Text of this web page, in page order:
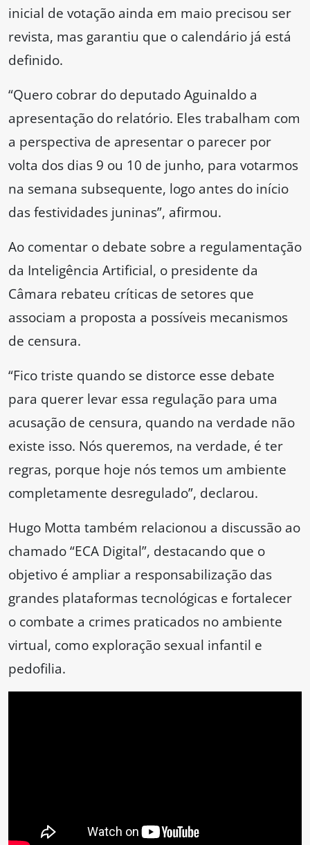
inicial de votação ainda em maio precisou ser
revista, mas garantiu que o calendário já está
definido.
“Quero cobrar do deputado Aguinaldo a
apresentação do relatório. Eles trabalham com
a perspectiva de apresentar o parecer por
volta dos dias 9 ou 10 de junho, para votarmos
na semana subsequente, logo antes do início
das festividades juninas”, afirmou.
Ao comentar o debate sobre a regulamentação
da Inteligência Artificial, o presidente da
Câmara rebateu críticas de setores que
associam a proposta a possíveis mecanismos
de censura.
“Fico triste quando se distorce esse debate
para querer levar essa regulação para uma
acusação de censura, quando na verdade não
existe isso. Nós queremos, na verdade, é ter
regras, porque hoje nós temos um ambiente
completamente desregulado”, declarou.
Hugo Motta também relacionou a discussão ao
chamado “ECA Digital”, destacando que o
objetivo é ampliar a responsabilização das
grandes plataformas tecnológicas e fortalecer
o combate a crimes praticados no ambiente
virtual, como exploração sexual infantil e
pedofilia.